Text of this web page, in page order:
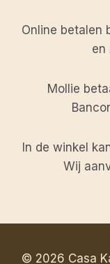
Online betalen
en
Mollie
In de winkel
Wij
© 2026 Casa